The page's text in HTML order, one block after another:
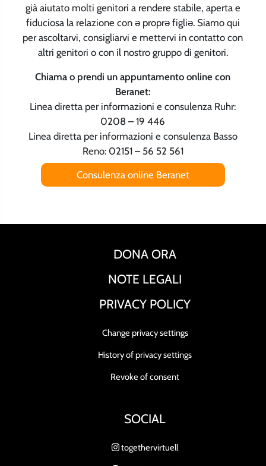
già aiutato molti genitori a rendere stabile, aperta e
fiduciosa la relazione con ə proprə figliə. Siamo qui
per ascoltarvi, consigliarvi e mettervi in contatto con
altri genitori o con il nostro gruppo di genitori.
Chiama o prendi un appuntamento online con
Beranet:
Linea diretta per informazioni e consulenza Ruhr:
0208 – 19 446
Linea diretta per informazioni e consulenza Basso
Reno: 02151 – 56 52 561
Consulenza online Beranet
DONA ORA
NOTE LEGALI
PRIVACY POLICY
Change privacy settings
History of privacy settings
Revoke of consent
SOCIAL
togethervirtuell